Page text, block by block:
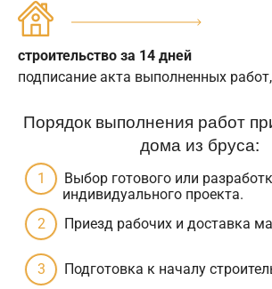
строительство за 14 дней
подписание акта выполненных
Порядок выполнения работ
дома из бруса:
Выбор готового или
индивидуального проекта.
Приезд рабочих и доставка
Подготовка к началу